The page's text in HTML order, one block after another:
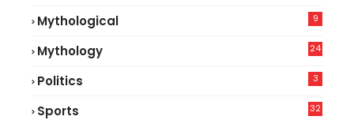
Mythological 9
Mythology 24
Politics 3
Sports 32